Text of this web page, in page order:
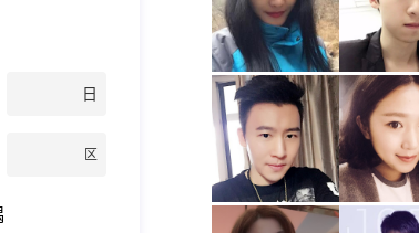
私聊TA
目前无车无房，希望找一个能懂我的好妹子共度下半生，不
日
区